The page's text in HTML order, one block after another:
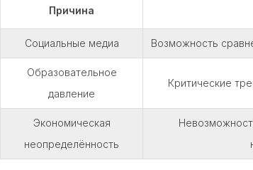
Причина
Социальные медиа Возможность
Образовательное
давление
Критические
Экономическая
неопределённость